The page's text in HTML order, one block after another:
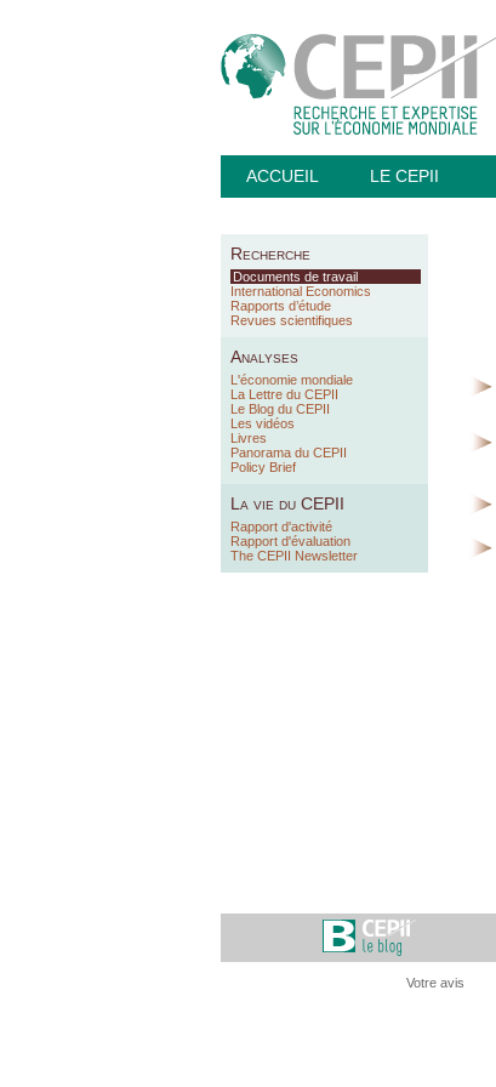
ACCUEIL LE CEPII
Recherche
Documents de travail
International Economics
Rapports d’étude
Revues scientifiques
Analyses
L'économie mondiale
La Lettre du CEPII
Le Blog du CEPII
Les vidéos
Livres
Panorama du CEPII
Policy Brief
La vie du CEPII
Rapport d'activité
Rapport d'évaluation
The CEPII Newsletter
Votre avis